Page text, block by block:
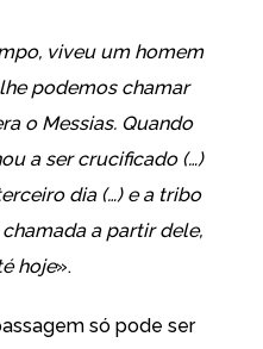
viveu um homem
podemos chamar
o Messias. Quando
a ser crucificado (…)
dia (…) e a tribo
a partir dele,
hoje».
só pode ser